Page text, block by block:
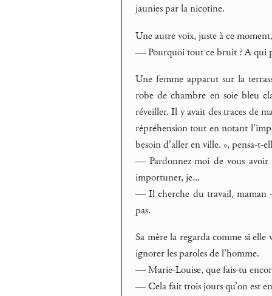
jaunies par la nicotine.
Une autre voix, juste à ce
— Pourquoi tout ce bruit ? A qui
Une femme apparut sur la
robe de chambre en soie bleu
réveiller. Il y avait des traces de
répréhension tout en notant
besoin d’aller en ville. », pensa-t-
— Pardonnez-moi de vous avoir
importuner, je...
— Il cherche du travail, maman
pas.
Sa mère la regarda comme si
ignorer les paroles de l’homme.
— Marie-Louise, que fais-tu
— Cela fait trois jours qu’on est